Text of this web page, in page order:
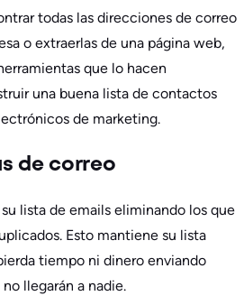
todas las direcciones de correo
o extraerlas de una página web,
que lo hacen
una buena lista de contactos
de marketing.
de correo
lista de emails eliminando los que
Esto mantiene su lista
tiempo ni dinero enviando
llegarán a nadie.